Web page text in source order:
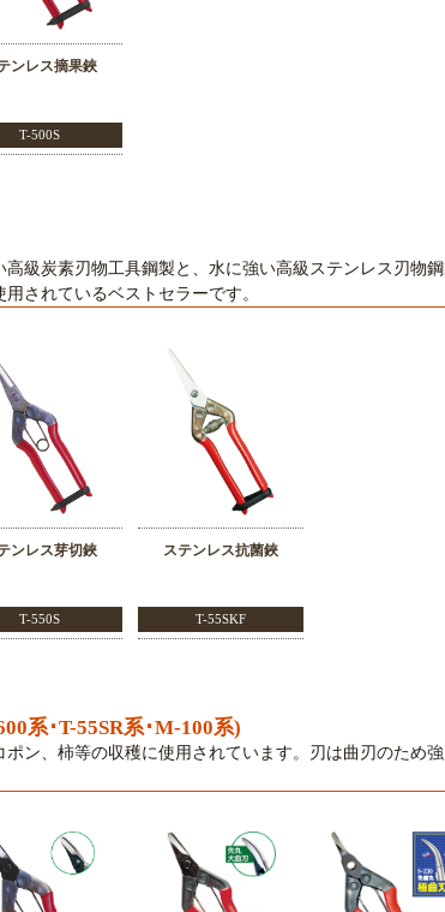
ンレス摘果鋏
T-500S
級炭素刃物工具鋼製と、水に強い高級ステンレス刃物
されているベストセラーです。
ンレス芽切鋏
T-550S
ステンレス抗菌鋏
T-55SKF
系･T-55SR系･M-100系)
ン、柿等の収穫に使用されています。刃は曲刃のため